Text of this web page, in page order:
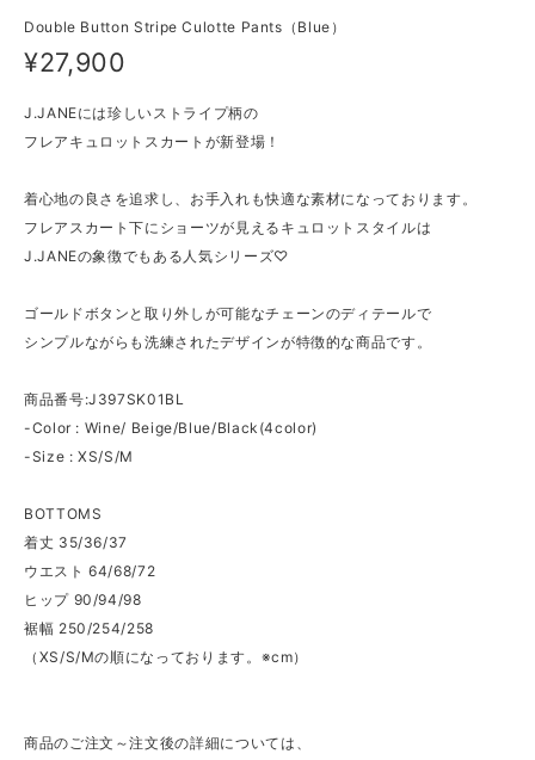
Double Button Stripe Culotte Pants（Blue）
¥27,900
J.JANEには珍しいストライプ柄の
フレアキュロットスカートが新登場！
着心地の良さを追求し、お手入れも快適な素材になっております。
フレアスカート下にショーツが見えるキュロットスタイルは
J.JANEの象徴でもある人気シリーズ♡
ゴールドボタンと取り外しが可能なチェーンのディテールで
シンプルながらも洗練されたデザインが特徴的な商品です。
商品番号:J397SK01BL
-Color : Wine/ Beige/Blue/Black(4color)
-Size : XS/S/M
BOTTOMS
着丈 35/36/37
ウエスト 64/68/72
ヒップ 90/94/98
裾幅 250/254/258
（XS/S/Mの順になっております。※cm）
商品のご注文～注文後の詳細については、